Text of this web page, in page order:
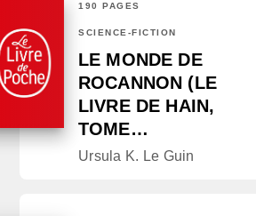
190 PAGES
SCIENCE-FICTION
LE MONDE DE
ROCANNON (LE
LIVRE DE HAIN,
TOME…
Ursula K. Le Guin